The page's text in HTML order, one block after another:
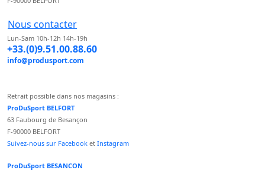
Nous contacter
Lun-Sam 10h-12h 14h-19h
+33.(0)9.51.00.88.60
info@produsport.com
Retrait possible dans nos magasins :
ProDuSport BELFORT
63 Faubourg de Besançon
F-90000 BELFORT
Suivez-nous sur Facebook et Instagram
ProDuSport BESANCON